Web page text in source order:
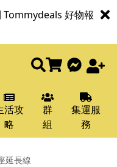
好物報
活攻
略
群
組
集運服
務
延長線